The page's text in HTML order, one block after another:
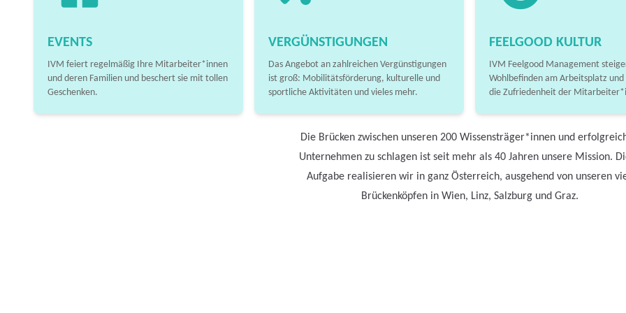
EVENTS
IVM feiert regelmäßig Ihre Mitarbeiter*innen
und deren Familien und beschert sie mit tollen
Geschenken.
VERGÜNSTIGUNGEN
Das Angebot an zahlreichen Vergünstigungen
ist groß: Mobilitätsförderung, kulturelle und
sportliche Aktivitäten und vieles mehr.
FEELGOOD KULTUR
IVM Feelgood Management
Wohlbefinden am Arbeitsplatz und
die Zufriedenheit der
Die Brücken zwischen unseren 200 Wissensträger*innen und
Unternehmen zu schlagen ist seit mehr als 40 Jahren unsere Mission.
Aufgabe realisieren wir in ganz Österreich, ausgehend von unseren
Brückenköpfen in Wien, Linz, Salzburg und Graz.